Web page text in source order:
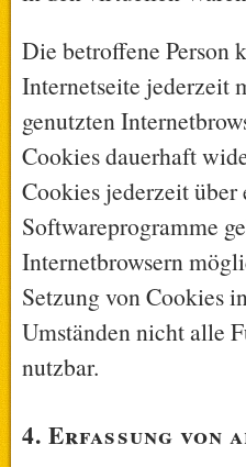
Die betroffene Person
Internetseite jederzeit
genutzten
Cookies dauerhaft
Cookies jederzeit über
Softwareprogramme
Internetbrowsern
Setzung von Cookies
Umständen nicht alle
nutzbar.
4. Erfassung von